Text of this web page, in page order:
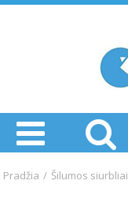
Pradžia / Šilumos siurbliai